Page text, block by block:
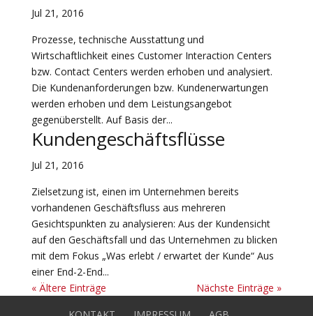
Jul 21, 2016
Prozesse, technische Ausstattung und
Wirtschaftlichkeit eines Customer Interaction Centers
bzw. Contact Centers werden erhoben und analysiert.
Die Kundenanforderungen bzw. Kundenerwartungen
werden erhoben und dem Leistungsangebot
gegenüberstellt. Auf Basis der...
Kundengeschäftsflüsse
Jul 21, 2016
Zielsetzung ist, einen im Unternehmen bereits
vorhandenen Geschäftsfluss aus mehreren
Gesichtspunkten zu analysieren: Aus der Kundensicht
auf den Geschäftsfall und das Unternehmen zu blicken
mit dem Fokus „Was erlebt / erwartet der Kunde“ Aus
einer End-2-End...
« Ältere Einträge
Nächste Einträge »